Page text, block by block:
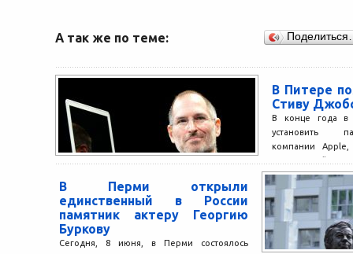
А так же по теме:
В Питере
Стиву
В конце года в
установить
компании
«Солнечный
конкурса на...
В Перми открыли
единственный в России
памятник актеру Георгию
Буркову
Сегодня, 8 июня, в Перми состоялось